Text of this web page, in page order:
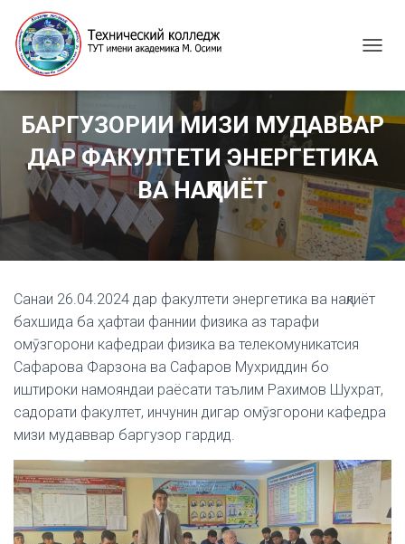
G
L
N
V
I
A
O
БАРГУЗОРИИ МИЗИ МУДАВВАР
ДАР ФАКУЛТЕТИ ЭНЕРГЕТИКА
ВА НАҚЛИЁТ
Санаи 26.04.2024 дар факултети энергетика ва нақлиёт
бахшида ба ҳафтаи фаннии физика аз тарафи
омӯзгорони кафедраи физика ва телекомуникатсия
Сафарова Фарзона ва Сафаров Мухриддин бо
иштироки намояндаи раёсати таълим Рахимов Шухрат,
садорати факултет, инчунин дигар омӯзгорони кафедра
мизи мудаввар баргузор гардид.